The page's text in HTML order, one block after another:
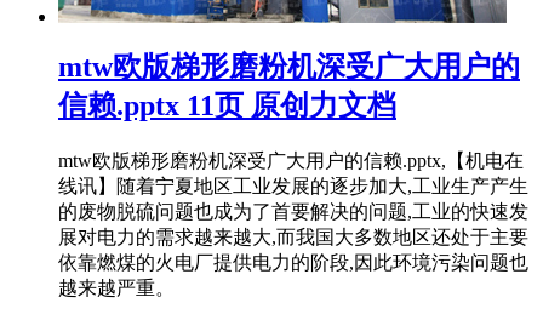
mtw欧版梯形磨粉机深受广大用户的
信赖.pptx 11页 原创力文档
mtw欧版梯形磨粉机深受广大用户的信赖.pptx,【机电在
线讯】随着宁夏地区工业发展的逐步加大,工业生产产生
的废物脱硫问题也成为了首要解决的问题,工业的快速发
展对电力的需求越来越大,而我国大多数地区还处于主要
依靠燃煤的火电厂提供电力的阶段,因此环境污染问题也
越来越严重。